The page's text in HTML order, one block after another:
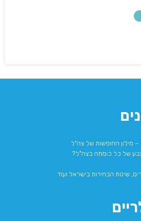
מילון החופשות של צה"ל
של כל כומתה בצה"ל?
שיטת הבחירות בישראל ועוד